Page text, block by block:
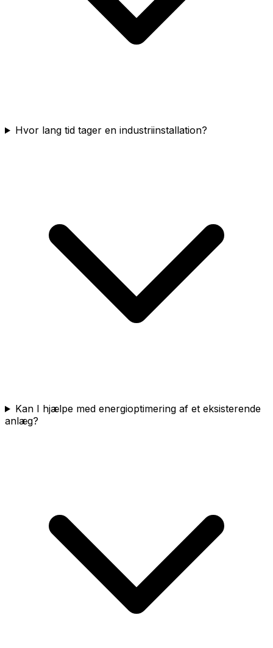
Hvor lang tid tager en industriinstallation?
Kan I hjælpe med energioptimering af et eksisterende
anlæg?